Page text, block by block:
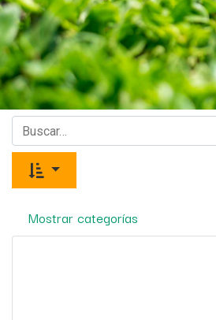
Mostrar categorías